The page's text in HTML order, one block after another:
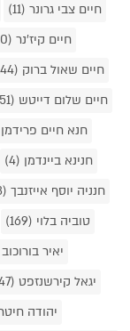
חיים צבי גרונר (11)
חיים קיז'נר (30)
חיים שאול ברוק (144)
חיים שלום דייטש (251)
חנא חיים פרידמן
חנינא ביינדמן (4)
חנניה יוסף אייזנבך (93)
טוביה בלוי (169)
יאיר בורוכוב
יגאל קירשנזפט (247)
יהודה